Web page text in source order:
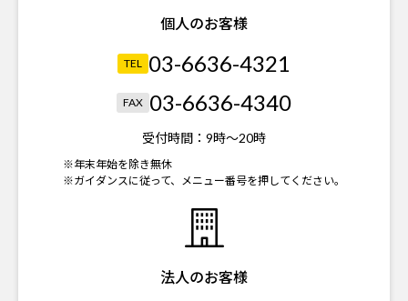
個人のお客様
TEL 03-6636-4321
FAX 03-6636-4340
受付時間： 9時～20時
※年末年始を除き無休
※ガイダンスに従って、メニュー番号を押してください。
法人のお客様